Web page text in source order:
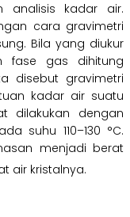
analisis kadar air.
cara gravimetri
Bila yang diukur
fase gas dihitung
disebut gravimetri
kadar air suatu
dilakukan dengan
suhu 110–130 °C.
menjadi berat
air kristalnya.